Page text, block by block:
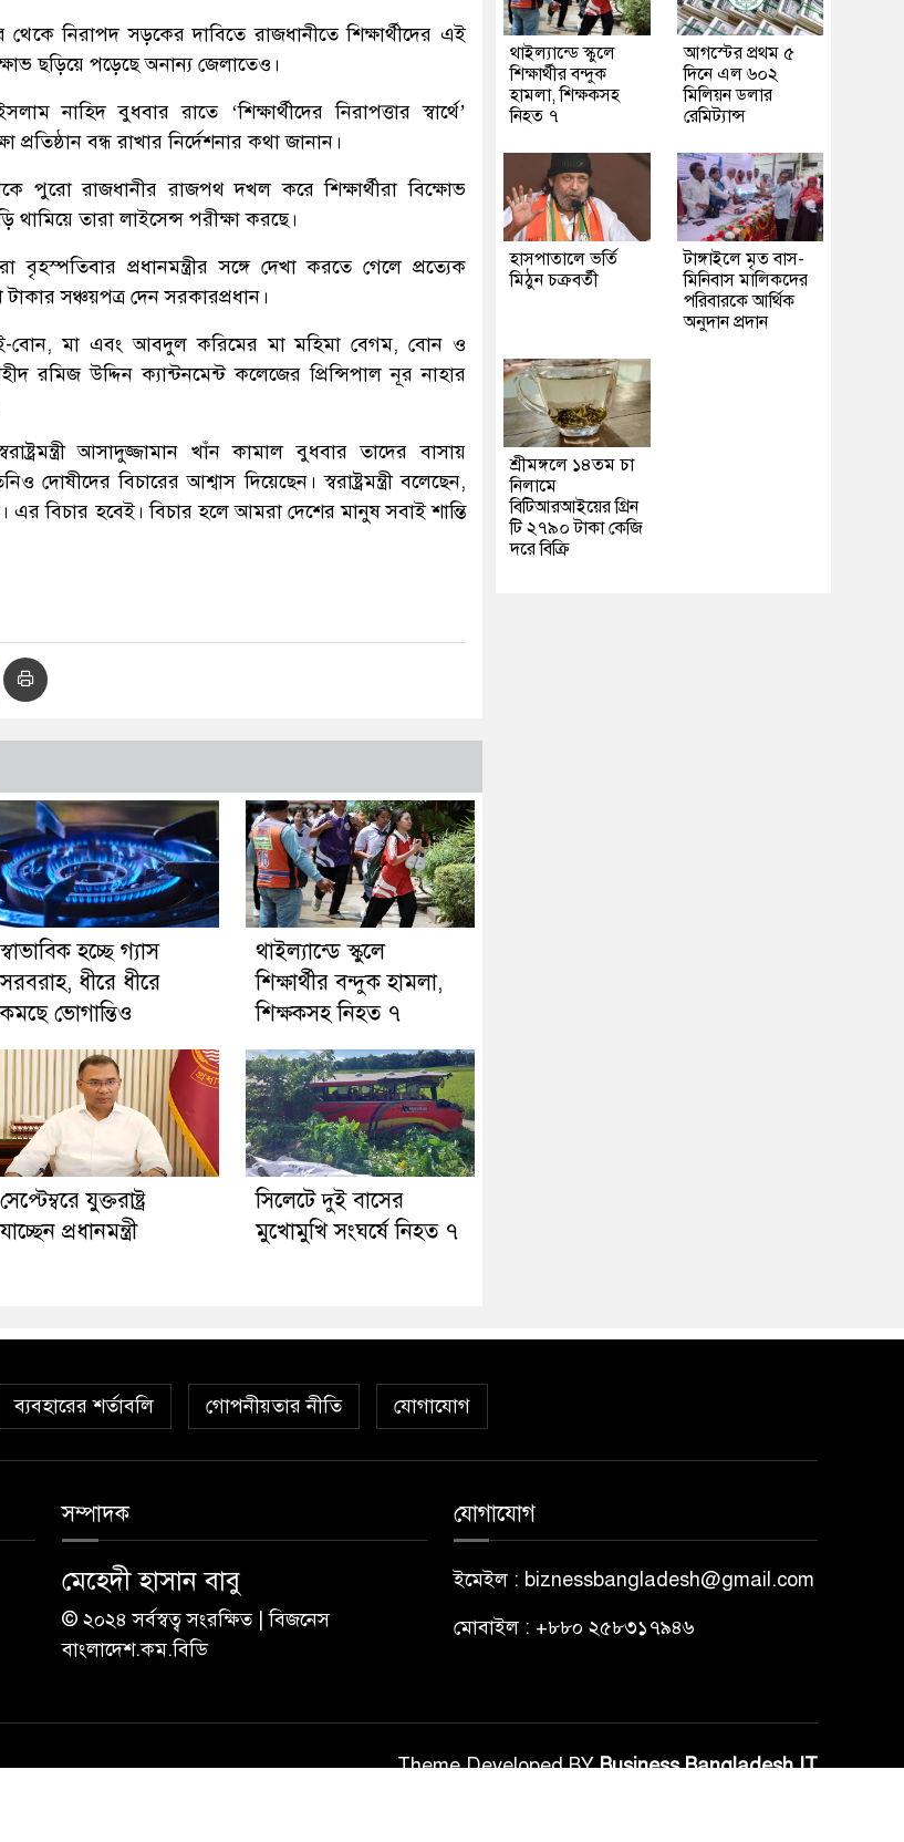
নিরাপদ সড়কের দাবিতে রাজধানীতে শিক্ষার্থীদের এই
ছড়িয়ে পড়েছে অনান্য জেলাতেও।
নাহিদ বুধবার রাতে ‘শিক্ষার্থীদের নিরাপত্তার স্বার্থে’
বন্ধ রাখার নির্দেশনার কথা জানান।
পুরো রাজধানীর রাজপথ দখল করে শিক্ষার্থীরা বিক্ষোভ
তারা লাইসেন্স পরীক্ষা করছে।
প্রধানমন্ত্রীর সঙ্গে দেখা করতে গেলে প্রত্যেক
সঞ্চয়পত্র দেন সরকারপ্রধান।
বোন, মা এবং আবদুল করিমের মা মহিমা বেগম, বোন ও
রমিজ উদ্দিন ক্যান্টনমেন্ট কলেজের প্রিন্সিপাল নূর নাহার
আসাদুজ্জামান খাঁন কামাল বুধবার তাদের বাসায়
দোষীদের বিচারের আশ্বাস দিয়েছেন। স্বরাষ্ট্রমন্ত্রী বলেছেন,
এর বিচার হবেই। বিচার হলে আমরা দেশের মানুষ সবাই শান্তি
স্বাভাবিক হচ্ছে গ্যাস
সরবরাহ, ধীরে ধীরে
কমছে ভোগান্তিও
থাইল্যান্ডে স্কুলে
শিক্ষার্থীর বন্দুক হামলা,
শিক্ষকসহ নিহত ৭
সেপ্টেম্বরে যুক্তরাষ্ট্র
যাচ্ছেন প্রধানমন্ত্রী
সিলেটে দুই বাসের
মুখোমুখি সংঘর্ষে নিহত ৭
থাইল্যান্ডে স্কুলে
শিক্ষার্থীর বন্দুক
হামলা, শিক্ষকসহ
নিহত ৭
আগস্টের প্রথম ৫
দিনে এল ৬০২
মিলিয়ন ডলার
রেমিট্যান্স
হাসপাতালে ভর্তি
মিঠুন চক্রবর্তী
টাঙ্গাইলে মৃত বাস-
মিনিবাস মালিকদের
পরিবারকে আর্থিক
অনুদান প্রদান
শ্রীমঙ্গলে ১৪তম চা
নিলামে
বিটিআরআইয়ের গ্রিন
টি ২৭৯০ টাকা কেজি
দরে বিক্রি
ব্যবহারের শর্তাবলি গোপনীয়তার নীতি যোগাযোগ
সম্পাদক
মেহেদী হাসান বাবু
© ২০২৪ সর্বস্বত্ব সংরক্ষিত | বিজনেস
বাংলাদেশ.কম.বিডি
যোগাযোগ
ইমেইল : biznessbangladesh@gmail.com
মোবাইল : +৮৮০ ২৫৮৩১৭৯৪৬
Theme Developed BYBusiness Bangladesh IT